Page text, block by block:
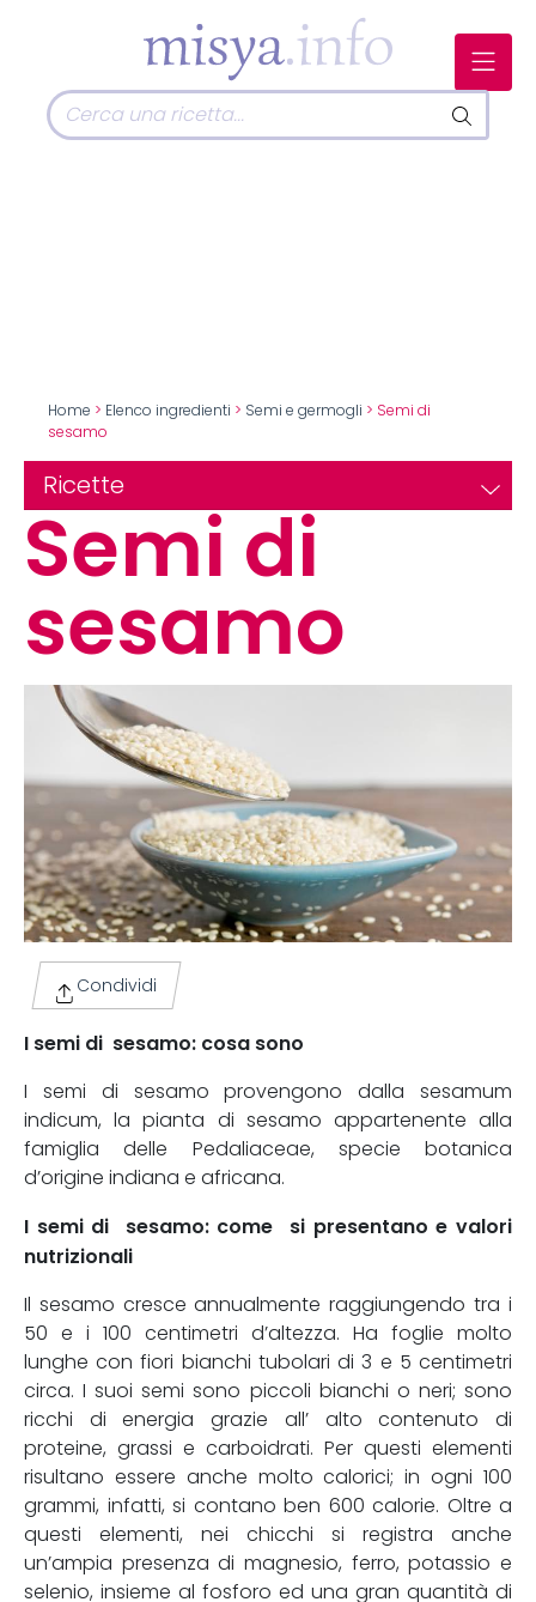
Home > Elenco ingredienti > Semi e germogli > Semi di
sesamo
Ricette
Semi di
sesamo
Condividi
I semi di sesamo: cosa sono
I semi di sesamo provengono dalla sesamum
indicum, la pianta di sesamo appartenente alla
famiglia delle Pedaliaceae, specie botanica
d’origine indiana e africana.
I semi di sesamo: come si presentano e valori
nutrizionali
Il sesamo cresce annualmente raggiungendo tra i
50 e i 100 centimetri d’altezza. Ha foglie molto
lunghe con fiori bianchi tubolari di 3 e 5 centimetri
circa. I suoi semi sono piccoli bianchi o neri; sono
ricchi di energia grazie all’ alto contenuto di
proteine, grassi e carboidrati. Per questi elementi
risultano essere anche molto calorici; in ogni 100
grammi, infatti, si contano ben 600 calorie. Oltre a
questi elementi, nei chicchi si registra anche
un’ampia presenza di magnesio, ferro, potassio e
selenio, insieme al fosforo ed una gran quantità di